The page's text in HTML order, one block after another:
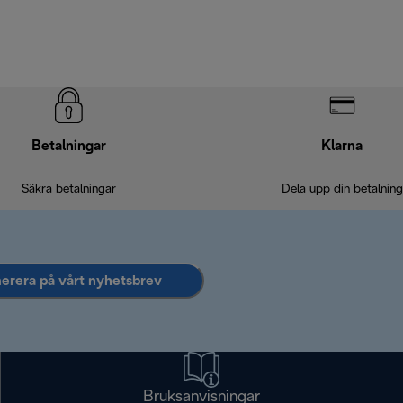
Betalningar
Säkra betalningar
Klarna
Dela upp din betalning
på vårt nyhetsbrev
Bruksanvisningar